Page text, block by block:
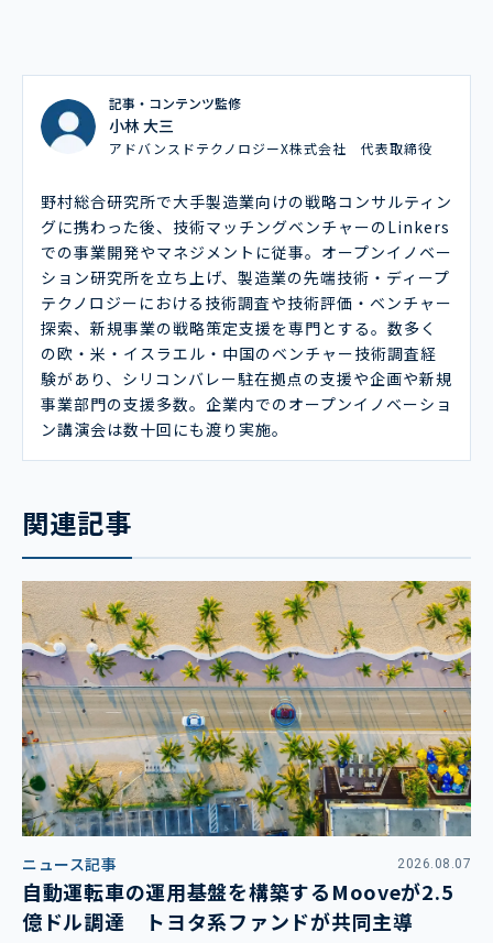
記事・コンテンツ監修
小林 大三
アドバンスドテクノロジーX株式会社 代表取締役
野村総合研究所で大手製造業向けの戦略コンサルティン
グに携わった後、技術マッチングベンチャーのLinkers
での事業開発やマネジメントに従事。オープンイノベー
ション研究所を立ち上げ、製造業の先端技術・ディープ
テクノロジーにおける技術調査や技術評価・ベンチャー
探索、新規事業の戦略策定支援を専門とする。数多く
の欧・米・イスラエル・中国のベンチャー技術調査経
験があり、シリコンバレー駐在拠点の支援や企画や新規
事業部門の支援多数。企業内でのオープンイノベーショ
ン講演会は数十回にも渡り実施。
関連記事
ニュース記事 2026.08.07
自動運転車の運用基盤を構築するMooveが2.5
億ドル調達 トヨタ系ファンドが共同主導